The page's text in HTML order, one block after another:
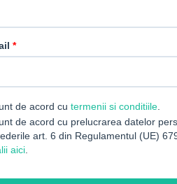
de acord cu termenii si conditiile.
de acord cu prelucrarea datelor
art. 6 din Regulamentul (UE)
aici.